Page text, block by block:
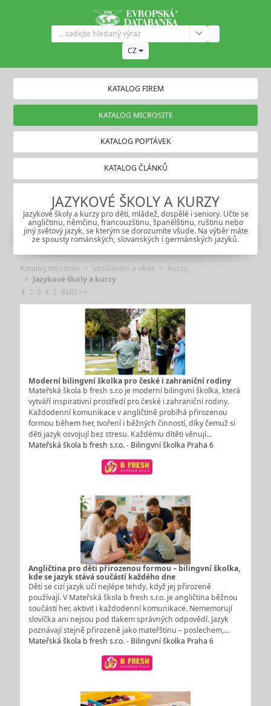
CZ
KATALOG FIREM
KATALOG MICROSITE
KATALOG POPTÁVEK
KATALOG ČLÁNKŮ
JAZYKOVÉ ŠKOLY A KURZY
Jazykové školy a kurzy pro děti, mládež, dospělé i seniory. Učte se
angličtinu, němčinu, francouzštinu, španělštinu, ruštinu nebo
jiný světový jazyk, se kterým se dorozumíte všude. Na výběr máte
ze spousty románských, slovanských i germánských jazyků.
Katalog microsite Vzdělávání a věda
Kurzy
Jazykové školy a kurzy
1 2 3 4 5 další >>
Moderní bilingvní školka pro české i zahraniční rodiny
Mateřská škola b fresh s.r.o je moderní bilingvní školka, která
vytváří inspirativní prostředí pro české i zahraniční rodiny.
Každodenní komunikace v angličtině probíhá přirozenou
formou během her, tvoření i běžných činností, díky čemuž si
děti jazyk osvojují bez stresu. Každému dítěti věnují…
Mateřská škola b fresh s.r.o. - Bilingvní školka Praha 6
Angličtina pro děti přirozenou formou – bilingvní školka,
kde se jazyk stává součástí každého dne
Děti se cizí jazyk učí nejlépe tehdy, když jej přirozeně
používají. V Mateřská škola b fresh s.r.o. je angličtina běžnou
součástí her, aktivit i každodenní komunikace. Nememorují
slovíčka ani nejsou pod tlakem správných odpovědí. Jazyk
poznávají stejně přirozeně jako mateřštinu – poslechem,…
Mateřská škola b fresh s.r.o. - Bilingvní školka Praha 6